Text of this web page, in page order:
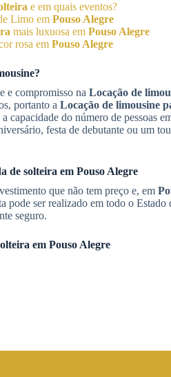
e em quais eventos?
Limo em Pouso Alegre
mais luxuosa em Pouso Alegre
rosa em Pouso Alegre
e compromisso na Locação de
portanto a Locação de limousine
capacidade do número de pessoas
festa de debutante ou um
de solteira em Pouso Alegre
que não tem preço e, em
pode ser realizado em todo o
seguro.
em Pouso Alegre